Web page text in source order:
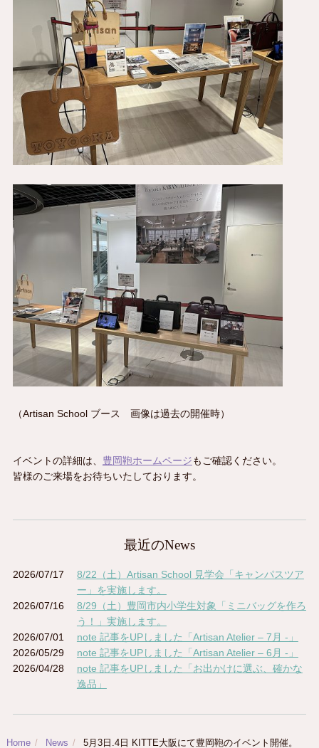
（Artisan School ブース 画像は過去の開催時）
イベントの詳細は、 豊岡鞄ホームページもご確認ください。
皆様のご来場をお待ちいたしております。
最近のNews
8/22（土）Artisan School 見学会「キャンパスツア
ー」を実施します。
2026/07/17
8/29（土）豊岡市内小学生対象「ミニバッグを作ろ
う！」実施します。
2026/07/16
note 記事をUPしました「Artisan Atelier – 7月 -」
2026/07/01
note 記事をUPしました「Artisan Atelier – 6月 -」
2026/05/29
note 記事をUPしました「お出かけに選ぶ、確かな
逸品」
2026/04/28
Home News 5月3日.4日 KITTE大阪にて豊岡鞄のイベント開催。